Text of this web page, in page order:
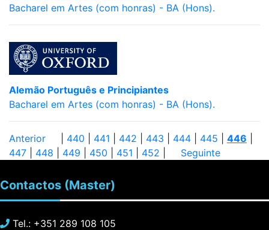
Bacharel em Artes (com honras) - BA (Hons).
Alemão Português e Principiantes
Bacharel em Artes (com honras) - BA (Hons).
Anterior 440 441 442 443 444 445 446
447
448 449 450 451 452 Seguinte
Contactos (Master)
Tel.: +351 289 108 105